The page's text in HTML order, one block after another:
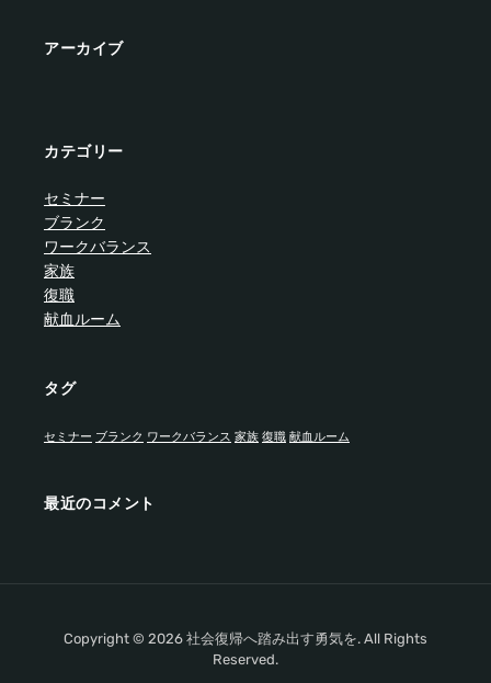
アーカイブ
カテゴリー
セミナー
ブランク
ワークバランス
家族
復職
献血ルーム
タグ
セミナー ブランク ワークバランス 家族 復職 献血ルーム
最近のコメント
Copyright © 2026 社会復帰へ踏み出す勇気を. All Rights
Reserved.